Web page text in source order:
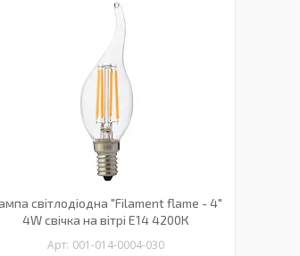
світлодіодна "Filament flame - 4"
4W свічка на вітрі Е14 4200К
001-014-0004-030